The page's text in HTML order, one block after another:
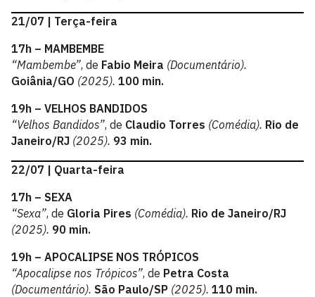
21/07 | Terça-feira
17h – MAMBEMBE
“Mambembe”, de Fabio Meira (Documentário).
Goiânia/GO (2025). 100 min.
19h – VELHOS BANDIDOS
“Velhos Bandidos”, de Claudio Torres (Comédia). Rio de
Janeiro/RJ (2025). 93 min.
22/07 | Quarta-feira
17h – SEXA
“Sexa”, de Gloria Pires (Comédia). Rio de Janeiro/RJ
(2025). 90 min.
19h – APOCALIPSE NOS TRÓPICOS
“Apocalipse nos Trópicos”, de Petra Costa
(Documentário). São Paulo/SP (2025). 110 min.